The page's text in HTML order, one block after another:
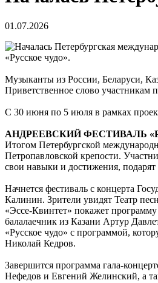
01.07.2026
«Русское чудо».
Музыканты из России, Беларуси,
Приветственное слово участникам
С 30 июня по 5 июля в рамках
АНДРЕЕВСКИЙ ФЕСТИВАЛЬ
Итогом Петербургской
Петропавловской крепости.
свои навыки и достижения, подарят
Начнется фестиваль с концерта
Калинин. Зрители увидят Театр
«Эссе-Квинтет» покажет
балалаечник из Казани Артур
«Русское чудо» с программой,
Николай Кедров.
Завершится программа гала-
Нефедов и Евгений Желинский, а